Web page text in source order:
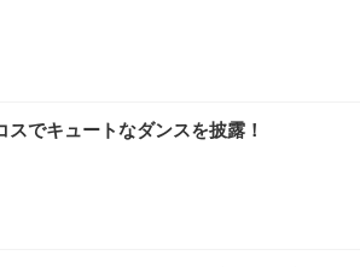
チェア 疲れない テレワーク チェア 強化バッ
でキュートなダンスを披露！